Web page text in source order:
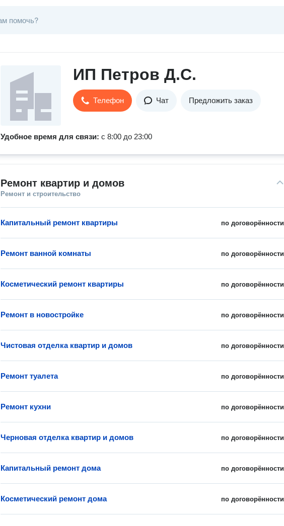
ИП Петров Д.С.
Телефон Чат Предложить заказ
Удобное время для связи: с 8:00 до 23:00
Ремонт квартир и домов
Ремонт и строительство
по договорённости
Капитальный ремонт квартиры
по договорённости
Ремонт ванной комнаты
по договорённости
Косметический ремонт квартиры
по договорённости
Ремонт в новостройке
по договорённости
Чистовая отделка квартир и домов
по договорённости
Ремонт туалета
по договорённости
Ремонт кухни
по договорённости
Черновая отделка квартир и домов
по договорённости
Капитальный ремонт дома
по договорённости
Косметический ремонт дома